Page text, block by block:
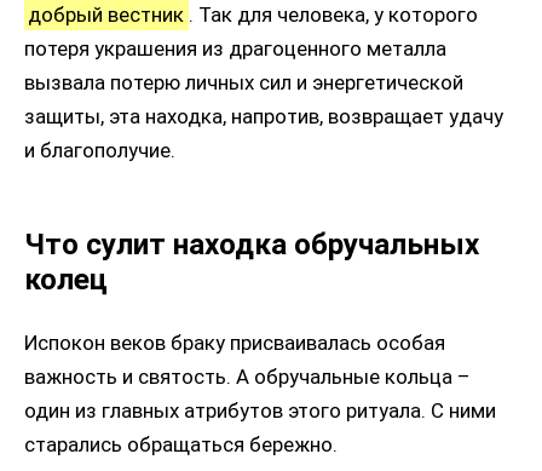
добрый вестник . Так для человека, у которого
потеря украшения из драгоценного металла
вызвала потерю личных сил и энергетической
защиты, эта находка, напротив, возвращает удачу
и благополучие.
Что сулит находка обручальных
колец
Испокон веков браку присваивалась особая
важность и святость. А обручальные кольца –
один из главных атрибутов этого ритуала. С ними
старались обращаться бережно.